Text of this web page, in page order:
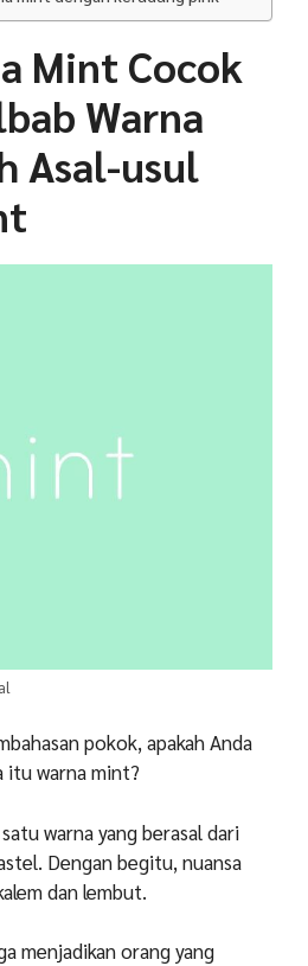
Mint Cocok
Warna
Asal-usul
pokok, apakah Anda
itu warna mint?
warna yang berasal dari
Dengan begitu, nuansa
dan lembut.
menjadikan orang yang